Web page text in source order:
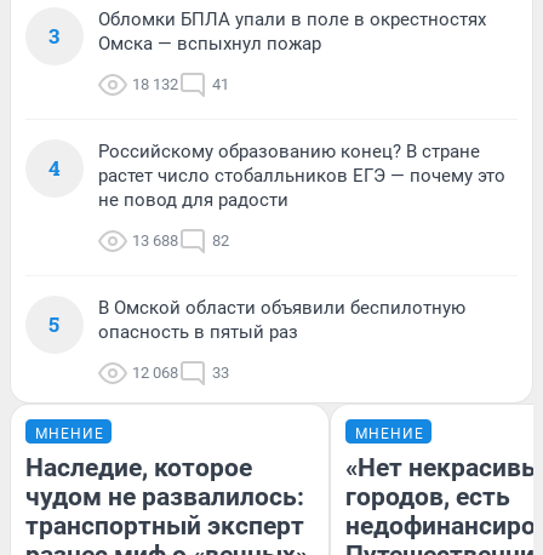
3
Обломки БПЛА упали в поле в окрестностях
Омска — вспыхнул пожар
18 132 41
4
Российскому образованию конец? В стране
растет число стобалльников ЕГЭ — почему это
не повод для радости
13 688 82
5
В Омской области объявили беспилотную
опасность в пятый раз
12 068 33
МНЕНИЕ
Наследие, которое
чудом не развалилось:
транспортный эксперт
МНЕНИЕ
«Нет
городов, есть